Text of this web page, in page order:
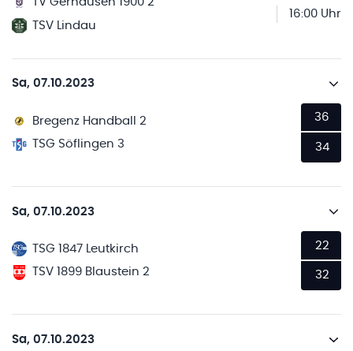
TSV Lindau
16:00 Uhr
Sa, 07.10.2023
Bregenz Handball 2
TSG Söflingen 3
36
34
Sa, 07.10.2023
TSG 1847 Leutkirch
TSV 1899 Blaustein 2
22
32
Sa, 07.10.2023